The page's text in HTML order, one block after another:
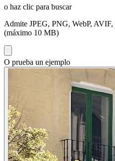
o haz clic para buscar
Admite JPEG, PNG, WebP,
(máximo 10 MB)
O prueba un ejemplo